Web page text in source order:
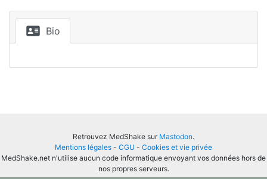
Bio
Retrouvez MedShake sur Mastodon.
Mentions légales - CGU - Cookies et vie privée
MedShake.net n'utilise aucun code informatique envoyant vos données hors de
nos propres serveurs.